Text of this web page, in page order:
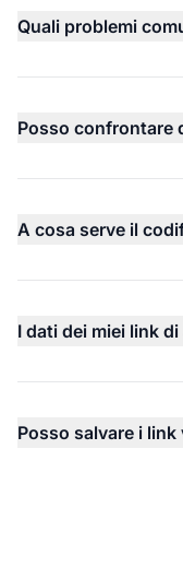
Quali problemi
Posso confrontare
A cosa serve il
I dati dei miei link
Posso salvare i link